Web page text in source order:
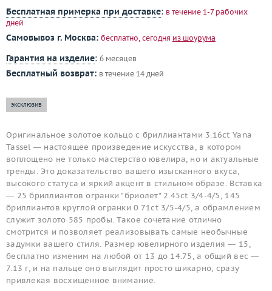
Бесплатная примерка при доставке: в течение 1-7 рабочих
дней
Самовывоз г. Москва: бесплатно, сегодня из шоурума
Гарантия на изделие: 6 месяцев
Бесплатный возврат: в течение 14 дней
эксклюзив
Оригинальное золотое кольцо с бриллиантами 3.16ct Yana
Tassel — настоящее произведение искусства, в котором
воплощено не только мастерство ювелира, но и актуальные
тренды. Это доказательство вашего изысканного вкуса,
высокого статуса и яркий акцент в стильном образе. Вставка
— 25 бриллиантов огранки "бриолет" 2.45ct 3/4-4/5, 145
бриллиантов круглой огранки 0.71ct 3/5-4/5, а обрамлением
служит золото 585 пробы. Такое сочетание отлично
смотрится и позволяет реализовывать самые необычные
задумки вашего стиля. Размер ювелирного изделия — 15,
бесплатно изменим на любой от 13 до 14.75, а общий вес —
7.13 г, и на пальце оно выглядит просто шикарно, сразу
привлекая восхищенное внимание.